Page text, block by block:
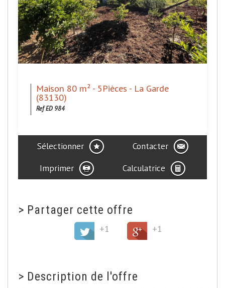
Maison 80 m² - 5Pièces - La Garde
(83130)
Ref ED 984
Sélectionner
Contacter
Imprimer
Calculatrice
> Partager cette offre
+1 +1
> Description de l'offre